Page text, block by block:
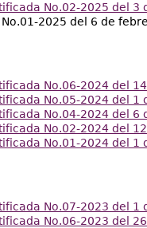
No.02-2025 del 3
2025 del 6 de
No.06-2024 del
No.05-2024 del 1
No.04-2024 del 6
No.02-2024 del
No.01-2024 del 1
No.07-2023 del 1
No.06-2023 del